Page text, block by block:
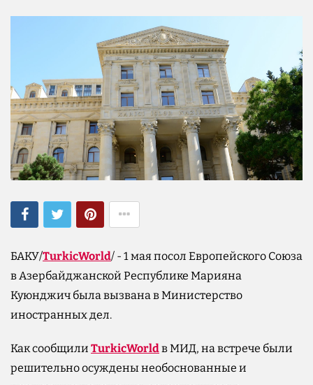
БАКУ/TurkicWorld/ - 1 мая посол Европейского Союза
в Азербайджанской Республике Марияна
Куюнджич была вызвана в Министерство
иностранных дел.
Как сообщили TurkicWorldв МИД, на встрече были
решительно осуждены необоснованные и